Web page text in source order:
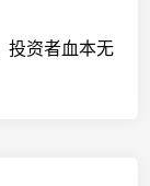
投资者血本无